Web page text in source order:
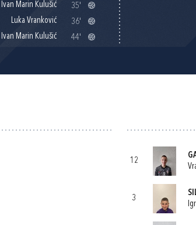
Ivan Marin Kulušić
35'
Luka Vranković
36'
Ivan Marin Kulušić
44'
12
3